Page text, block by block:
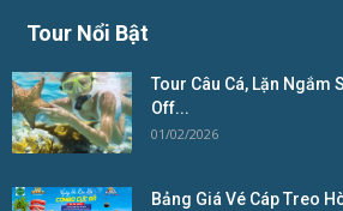
Tour Nổi Bật
Tour Câu Cá, Lặn Ngắm
Off...
01/02/2026
Bảng Giá Vé Cáp Treo